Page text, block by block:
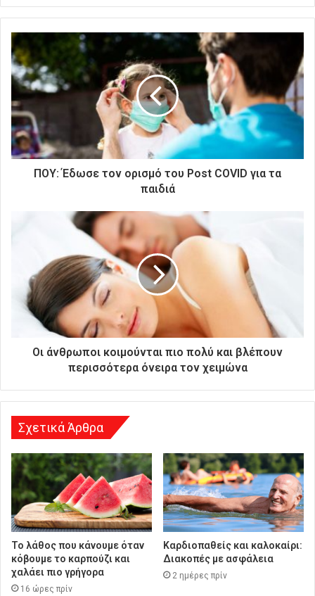
ε
ε
τ
η
ν
λ
ε
κ
τ
ν
ΠΟΥ: Έδωσε τον ορισμό του Post COVID για τα
παιδιά
Οι άνθρωποι κοιμούνται πιο πολύ και βλέπουν
περισσότερα όνειρα τον χειμώνα
Σχετικά Άρθρα
Το λάθος που κάνουμε όταν
κόβουμε το καρπούζι και
χαλάει πιο γρήγορα
16 ώρες πρίν
Καρδιοπαθείς και καλοκαίρι:
Διακοπές με ασφάλεια
2 ημέρες πρίν